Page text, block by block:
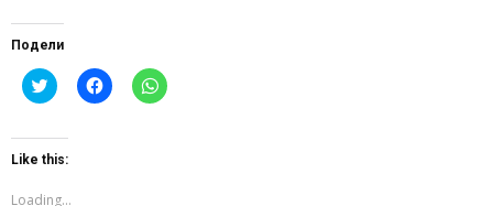
Подели
Click
to
Twitter
(Opens
in
window)
Click
to
Click
to
Like this:
Loading...